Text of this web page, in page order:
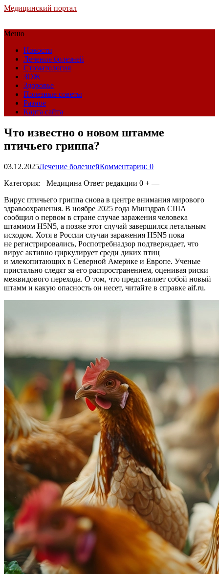
Медицинский портал
Меню
Новости
Лечение болезней
Стоматология
ЗОЖ
Здоровье
Полезные советы
Разное
Карта сайта
Что известно о новом штамме
птичьего гриппа?
03.12.2025Лечение болезнейКомментарии: 0
Категория: Медицина Ответ редакции 0 + —
Вирус птичьего гриппа снова в центре внимания мирового
здравоохранения. В ноябре 2025 года Минздрав США
сообщил о первом в стране случае заражения человека
штаммом H5N5, а позже этот случай завершился летальным
исходом. Хотя в России случаи заражения H5N5 пока
не регистрировались, Роспотребнадзор подтверждает, что
вирус активно циркулирует среди диких птиц
и млекопитающих в Северной Америке и Европе. Ученые
пристально следят за его распространением, оценивая риски
межвидового перехода. О том, что представляет собой новый
штамм и какую опасность он несет, читайте в справке aif.ru.